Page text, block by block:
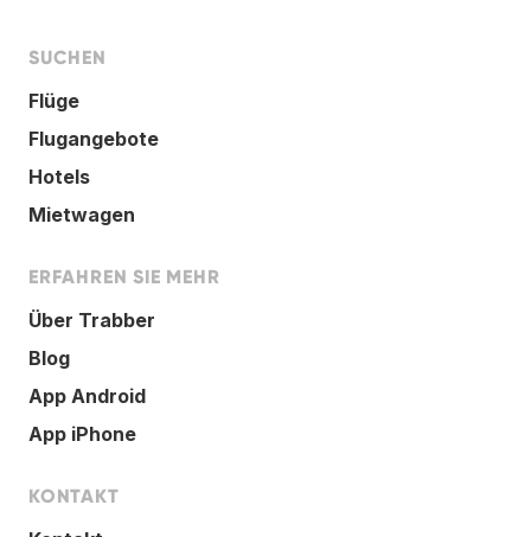
SUCHEN
Flüge
Flugangebote
Hotels
Mietwagen
ERFAHREN SIE MEHR
Über Trabber
Blog
App Android
App iPhone
KONTAKT